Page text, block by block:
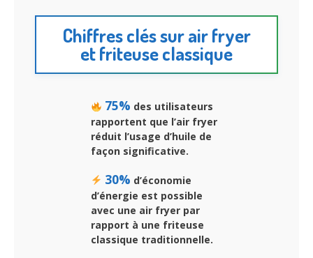
Chiffres clés sur air fryer
et friteuse classique
75% des utilisateurs
rapportent que l’air fryer
réduit l’usage d’huile de
façon significative.
30% d’économie
d’énergie est possible
avec une air fryer par
rapport à une friteuse
classique traditionnelle.